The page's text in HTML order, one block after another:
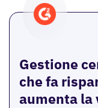
Gestione
che fa
aumenta